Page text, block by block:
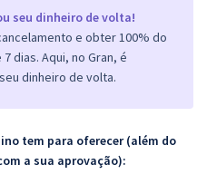
seu dinheiro de volta!
e obter 100% do
dias. Aqui, no Gran, é
dinheiro de volta.
tem para oferecer (além do
a sua aprovação):